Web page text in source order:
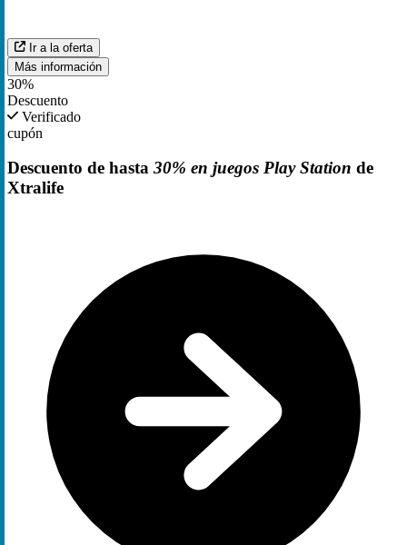
Ir a la oferta
Más información
30%
Descuento
Verificado
cupón
Descuento de hasta 30% en juegos Play Station de
Xtralife